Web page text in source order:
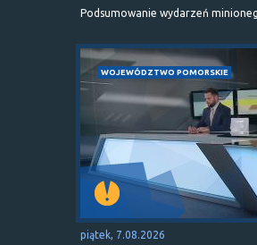
Podsumowanie wydarzeń
WOJEWÓDZTWO POMORSKIE
piątek, 7.08.2026